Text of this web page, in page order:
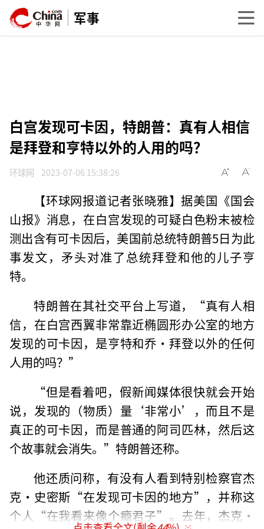
军事
白宫发现可卡因，特朗普：真有人相信
是拜登和亨特以外的人用的吗？
环球网 2023-07-06 15:38:26
【环球网报道记者张晓雅】据美国《国会
山报》消息，在白宫发现的可疑白色粉末被检
测出含有可卡因后，美国前总统特朗普5日为此
事发文，矛头对准了总统拜登和他的儿子亨
特。
特朗普在其社交平台上写道，“真有人相
信，在白宫西翼非常靠近椭圆形办公室的地方
发现的可卡因，是亨特和乔·拜登以外的任何
人用的吗？”
“但是看着吧，假新闻媒体很快就会开始
说，发现的（物质）量‘非常小’，而且不是
真正的可卡因，而是普通的阿司匹林，然后这
个故事就会消失。”特朗普还称。
他还质问称，有没有人看到特别检察官杰
克·史密斯“在发现可卡因的地方”，并称这
个人“在我看来像个瘾君子”。去年，杰克·